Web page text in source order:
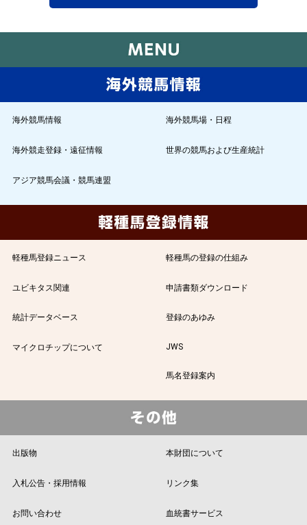
海外競馬情報 海外競馬場・日程
海外競走登録・遠征情報 世界の競馬および生産統計
アジア競馬会議・競馬連盟
軽種馬登録ニュース 軽種馬の登録の仕組み
ユビキタス関連 申請書類ダウンロード
統計データベース 登録のあゆみ
マイクロチップについて JWS
馬名登録案内
出版物 本財団について
入札公告・採用情報 リンク集
お問い合わせ 血統書サービス